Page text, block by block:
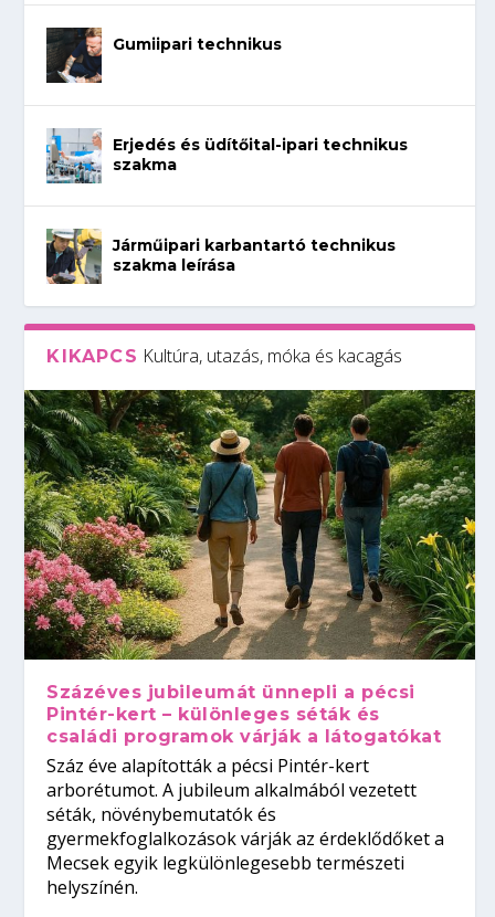
Gumiipari technikus
Erjedés és üdítőital-ipari technikus
szakma
Járműipari karbantartó technikus
szakma leírása
KIKAPCS Kultúra, utazás, móka és kacagás
Százéves jubileumát ünnepli a pécsi
Pintér-kert – különleges séták és
családi programok várják a látogatókat
Száz éve alapították a pécsi Pintér-kert
arborétumot. A jubileum alkalmából vezetett
séták, növénybemutatók és
gyermekfoglalkozások várják az érdeklődőket a
Mecsek egyik legkülönlegesebb természeti
helyszínén.